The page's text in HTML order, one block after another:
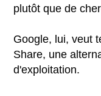
plutôt que de
Google, lui, veut
Share, une
d'exploitation.